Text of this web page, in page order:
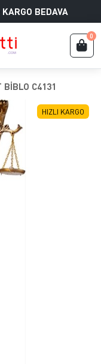
KARGO BEDAVA
0
BİBLO C4131
HIZLI KARGO